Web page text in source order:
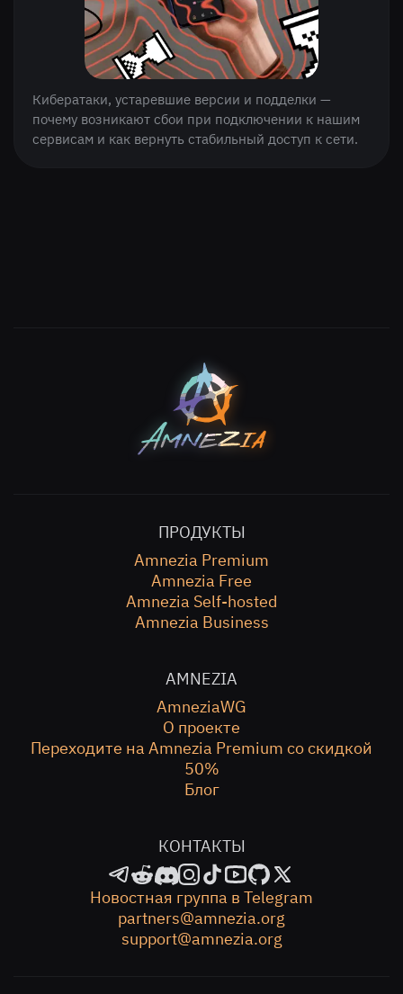
Кибератаки, устаревшие версии и подделки —
почему возникают сбои при подключении к нашим
сервисам и как вернуть стабильный доступ к сети.
ПРОДУКТЫ
Amnezia Premium
Amnezia Free
Amnezia Self-hosted
Amnezia Business
AMNEZIA
AmneziaWG
О проекте
Переходите на Amnezia Premium со скидкой
50%
Блог
КОНТАКТЫ
Новостная группа в Telegram
partners@amnezia.org
support@amnezia.org